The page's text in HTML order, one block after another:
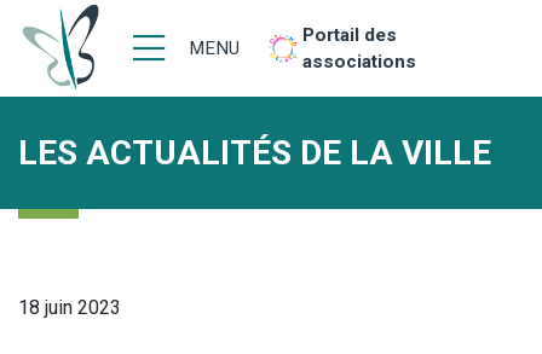
MENU
Portail des
associations
LES ACTUALITÉS DE LA VILLE
18 juin 2023